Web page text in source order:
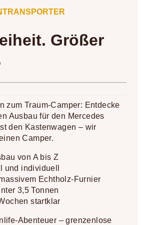
Größer
zum Traum-Camper: Entdecke
Ausbau für den Mercedes
den Kastenwagen – wir
Camper.
von A bis Z
und individuell
Echtholz-Furnier
3,5 Tonnen
startklar
Abenteuer – grenzenlose